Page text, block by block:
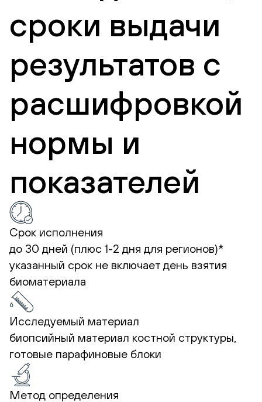
сроки выдачи
результатов с
расшифровкой
нормы и
показателей
Срок исполнения
до 30 дней (плюс 1-2 дня для регионов)*
указанный срок не включает день взятия
биоматериала
Исследуемый материал
биопсийный материал костной структуры,
готовые парафиновые блоки
Метод определения